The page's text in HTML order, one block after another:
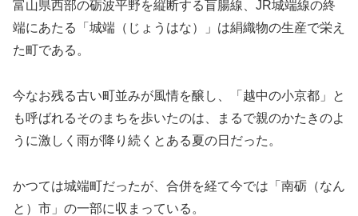
富山県西部の砺波平野を縦断する盲腸線、JR城端線の終
端にあたる「城端（じょうはな）」は絹織物の生産で栄え
た町である。
今なお残る古い町並みが風情を醸し、「越中の小京都」と
も呼ばれるそのまちを歩いたのは、まるで親のかたきのよ
うに激しく雨が降り続くとある夏の日だった。
かつては城端町だったが、合併を経て今では「南砺（なん
と）市」の一部に収まっている。